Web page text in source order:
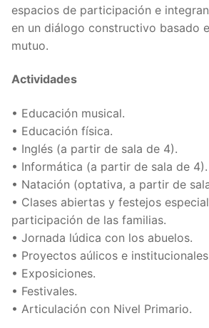
espacios de participación e
en un diálogo constructivo basado
mutuo.
Actividades
• Educación musical.
• Educación física.
• Inglés (a partir de sala de 4).
• Informática (a partir de sala de 4).
• Natación (optativa, a partir de
• Clases abiertas y festejos
participación de las familias.
• Jornada lúdica con los abuelos.
• Proyectos aúlicos e
• Exposiciones.
• Festivales.
• Articulación con Nivel Primario.